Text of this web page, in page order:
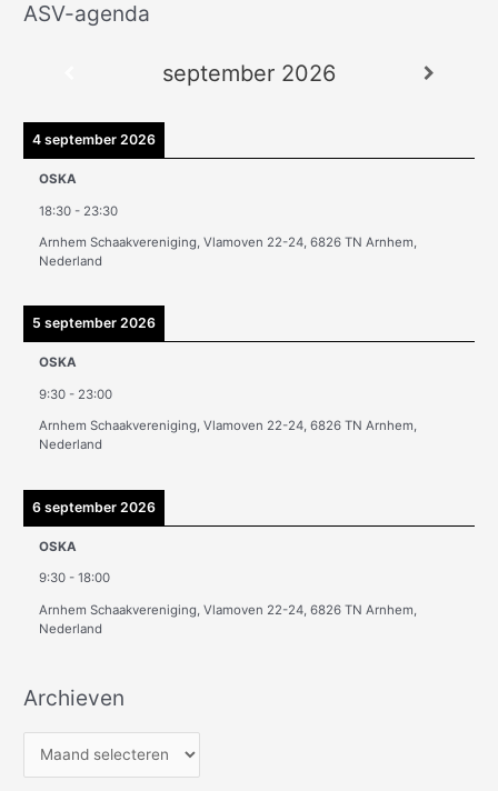
ASV-agenda
september 2026
4 september 2026
OSKA
18:30 - 23:30
Arnhem Schaakvereniging, Vlamoven 22-24, 6826 TN Arnhem,
Nederland
5 september 2026
OSKA
9:30 - 23:00
Arnhem Schaakvereniging, Vlamoven 22-24, 6826 TN Arnhem,
Nederland
6 september 2026
OSKA
9:30 -18:00
Arnhem Schaakvereniging, Vlamoven 22-24, 6826 TN Arnhem,
Nederland
Archieven
A
e